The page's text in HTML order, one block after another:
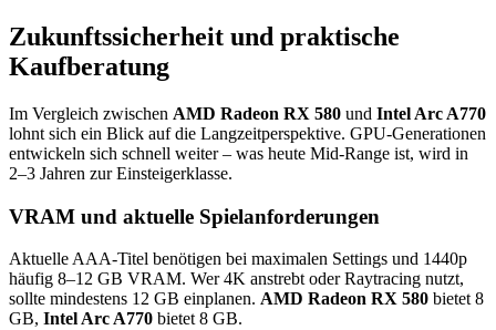
Zukunftssicherheit und praktische
Kaufberatung
Im Vergleich zwischen AMD Radeon RX 580 und Intel Arc A770
lohnt sich ein Blick auf die Langzeitperspektive. GPU-Generationen
entwickeln sich schnell weiter – was heute Mid-Range ist, wird in
2–3 Jahren zur Einsteigerklasse.
VRAM und aktuelle Spielanforderungen
Aktuelle AAA-Titel benötigen bei maximalen Settings und 1440p
häufig 8–12 GB VRAM. Wer 4K anstrebt oder Raytracing nutzt,
sollte mindestens 12 GB einplanen. AMD Radeon RX 580 bietet 8
GB, Intel Arc A770 bietet 8 GB.